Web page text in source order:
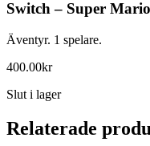
Switch – Super
Äventyr. 1 spelare.
400.00kr
Slut i lager
Relaterade